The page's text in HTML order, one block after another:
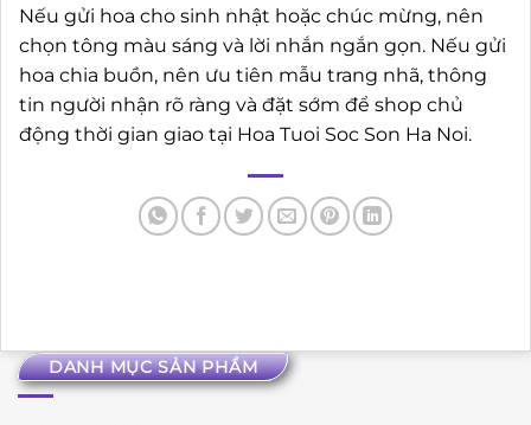
DANH MỤC SẢN PHẨM
Nếu gửi hoa cho sinh nhật hoặc chúc mừng, nên
chọn tông màu sáng và lời nhắn ngắn gọn. Nếu gửi
hoa chia buồn, nên ưu tiên mẫu trang nhã, thông
tin người nhận rõ ràng và đặt sớm để shop chủ
động thời gian giao tại Hoa Tuoi Soc Son Ha Noi.